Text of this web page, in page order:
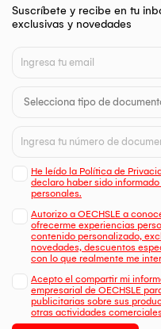
Suscríbete y recibe en tu
exclusivas y novedades
He leído la Política de
declaro haber sido
personales.
Autorizo a OECHSLE a
ofrecerme experiencias
contenido personalizado,
novedades, descuentos
con lo que realmente me
Acepto el compartir mi
empresarial de OECHSLE
publicitarias sobre sus
otras actividades